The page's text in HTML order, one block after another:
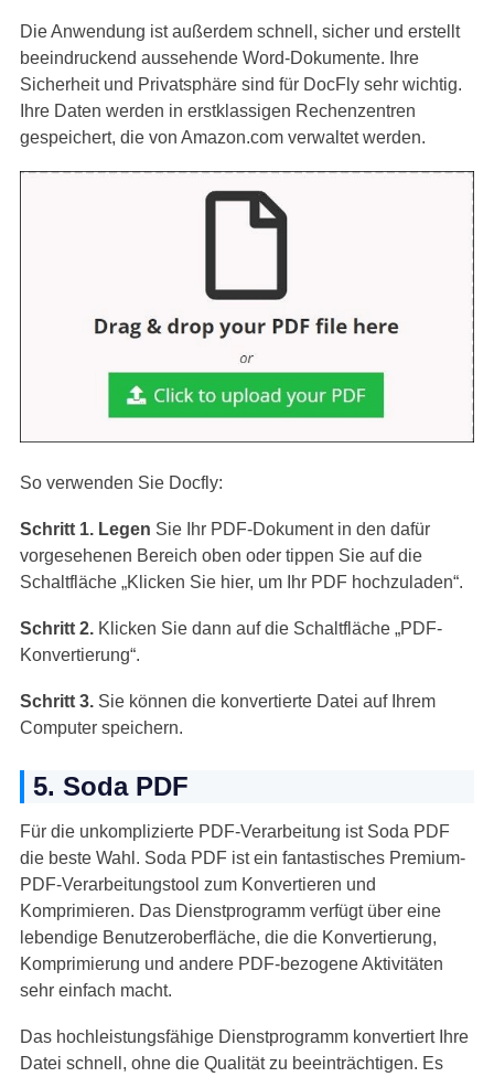
Die Anwendung ist außerdem schnell, sicher und erstellt
beeindruckend aussehende Word-Dokumente. Ihre
Sicherheit und Privatsphäre sind für DocFly sehr wichtig.
Ihre Daten werden in erstklassigen Rechenzentren
gespeichert, die von Amazon.com verwaltet werden.
So verwenden Sie Docfly:
Schritt 1. Legen Sie Ihr PDF-Dokument in den dafür
vorgesehenen Bereich oben oder tippen Sie auf die
Schaltfläche „Klicken Sie hier, um Ihr PDF hochzuladen“.
Schritt 2.Klicken Sie dann auf die Schaltfläche „PDF-
Konvertierung“.
Schritt 3.Sie können die konvertierte Datei auf Ihrem
Computer speichern.
5. Soda PDF
Für die unkomplizierte PDF-Verarbeitung ist Soda PDF
die beste Wahl. Soda PDF ist ein fantastisches Premium-
PDF-Verarbeitungstool zum Konvertieren und
Komprimieren. Das Dienstprogramm verfügt über eine
lebendige Benutzeroberfläche, die die Konvertierung,
Komprimierung und andere PDF-bezogene Aktivitäten
sehr einfach macht.
Das hochleistungsfähige Dienstprogramm konvertiert Ihre
Datei schnell, ohne die Qualität zu beeinträchtigen. Es